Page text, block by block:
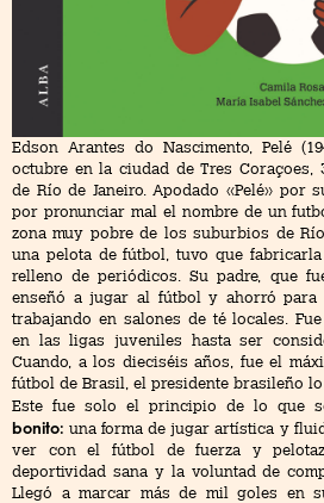
Edson Arantes do Nascimento, Pelé
octubre en la ciudad de Tres Coraçoes,
de Río de Janeiro. Apodado «Pelé» por
por pronunciar mal el nombre de un
zona muy pobre de los suburbios de
una pelota de fútbol, tuvo que
relleno de periódicos. Su padre, que
enseñó a jugar al fútbol y ahorró
trabajando en salones de té locales.
en las ligas juveniles hasta ser
Cuando, a los dieciséis años, fue el
fútbol de Brasil, el presidente brasileño
Este fue solo el principio de lo que
bonito: una forma de jugar artística y
ver con el fútbol de fuerza y
deportividad sana y la voluntad de
Llegó a marcar más de mil goles en